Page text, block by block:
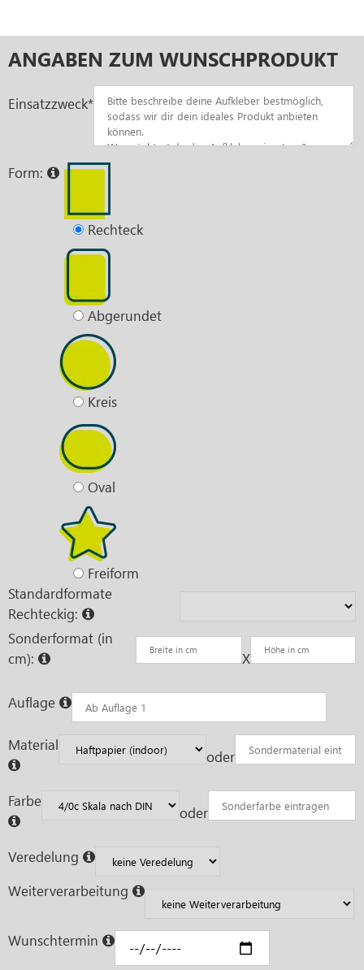
ANGABEN ZUM WUNSCHPRODUKT
Einsatzzweck*
Form:
Rechteck
Abgerundet
Kreis
Oval
Freiform
Standardformate
Rechteckig:
Sonderformat (in
cm):
X
Auflage
Material
oder
Farbe
oder
Veredelung
Weiterverarbeitung
Wunschtermin